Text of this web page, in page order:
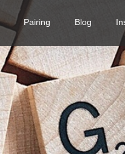
Pairing Blog